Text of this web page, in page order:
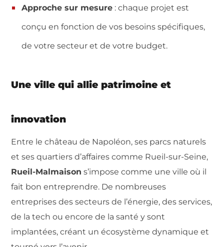
Approche sur mesure : chaque projet est
conçu en fonction de vos besoins spécifiques,
de votre secteur et de votre budget.
Une ville qui allie patrimoine et
innovation
Entre le château de Napoléon, ses parcs naturels
et ses quartiers d’affaires comme Rueil-sur-Seine,
Rueil-Malmaison s’impose comme une ville où il
fait bon entreprendre. De nombreuses
entreprises des secteurs de l’énergie, des services,
de la tech ou encore de la santé y sont
implantées, créant un écosystème dynamique et